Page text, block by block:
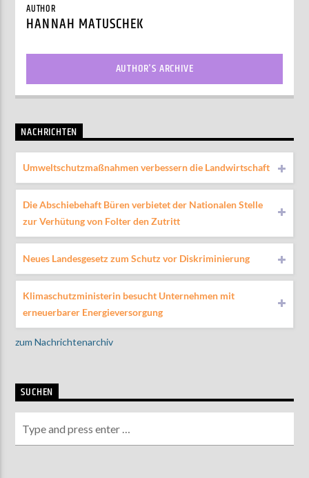
AUTHOR
HANNAH MATUSCHEK
AUTHOR'S ARCHIVE
NACHRICHTEN
Umweltschutzmaßnahmen verbessern die Landwirtschaft
Die Abschiebehaft Büren verbietet der Nationalen Stelle
zur Verhütung von Folter den Zutritt
Neues Landesgesetz zum Schutz vor Diskriminierung
Klimaschutzministerin besucht Unternehmen mit
erneuerbarer Energieversorgung
zum Nachrichtenarchiv
SUCHEN